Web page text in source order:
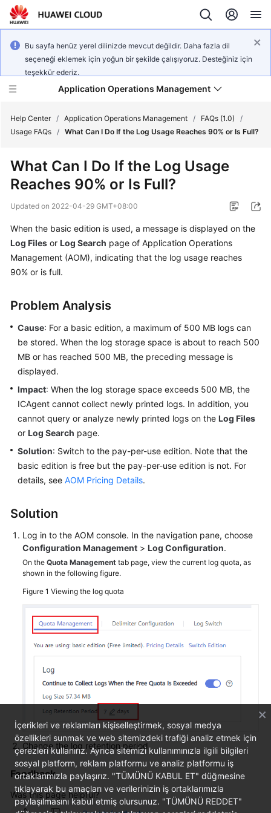
Bu sayfa henüz yerel dilinizde mevcut değildir. Daha fazla dil
seçeneği eklemek için yoğun bir şekilde çalışıyoruz. Desteğiniz için
teşekkür ederiz.
Application Operations Management
New
Overview
Billing
Getting
User
Best
Practices
API
Reference
SDK
FAQs
1.0
Documentation
Documents
General
Reference
Glossary
Shared
Responsibilities
Service
Level
Agreement
White
Help Center / Application Operations Management / FAQs (1.0)
/
Usage FAQs / What Can I Do If the Log Usage Reaches 90% or Is Full?
What Can I Do If the Log Usage
Reaches 90% or Is Full?
Updated on 2022-04-29 GMT+08:00
When the basic edition is used, a message is displayed on the
Log Files or Log Search page of Application Operations
Management (AOM), indicating that the log usage reaches
90% or is full.
Problem Analysis
Cause: For a basic edition, a maximum of 500 MB logs can
be stored. When the log storage space is about to reach 500
MB or has reached 500 MB, the preceding message is
displayed.
Impact: When the log storage space exceeds 500 MB, the
ICAgent cannot collect newly printed logs. In addition, you
cannot query or analyze newly printed logs on the Log Files
or Log Search page.
Solution: Switch to the pay-per-use edition. Note that the
basic edition is free but the pay-per-use edition is not. For
details, see AOM Pricing Details.
Solution
Log in to the AOM console. In the navigation pane, choose
Configuration Management > Log Configuration.
On the Quota Management tab page, view the current log quota, as
shown in the following figure.
Figure 1 Viewing the log quota
Change the log retention period.
Feedback
Was this page helpful?
İçerikleri ve reklamları kişiselleştirmek, sosyal medya
özellikleri sunmak ve web sitemizdeki trafiği analiz etmek için
çerezleri kullanırız. Ayrıca sitemizi kullanımınızla ilgili bilgileri
sosyal platform, reklam platformu ve analiz platformu iş
ortaklarımızla paylaşırız. "TÜMÜNÜ KABUL ET" düğmesine
tıklayarak bu amaçları ve verilerinizin iş ortaklarımızla
paylaşılmasını kabul etmiş olursunuz. "TÜMÜNÜ REDDET"